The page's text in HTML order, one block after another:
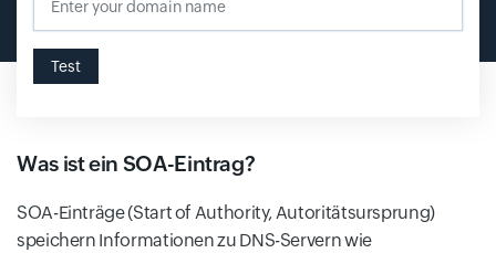
Input field
Test
Was ist ein SOA-Eintrag?
SOA-Einträge (Start of Authority, Autoritätsursprung)
speichern Informationen zu DNS-Servern wie